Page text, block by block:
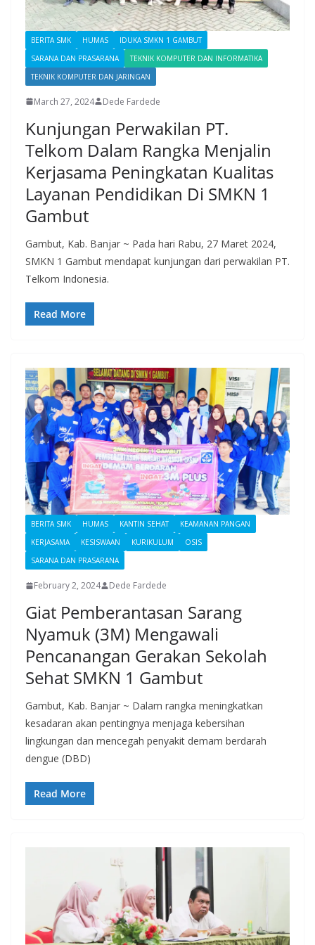
BERITA SMK HUMAS
IDUKA SMKN 1 GAMBUT
SARANA DAN PRASARANA
TEKNIK KOMPUTER DAN INFORMATIKA
TEKNIK KOMPUTER DAN JARINGAN
March 27, 2024 Dede Fardede
Kunjungan Perwakilan PT.
Telkom Dalam Rangka Menjalin
Kerjasama Peningkatan Kualitas
Layanan Pendidikan Di SMKN 1
Gambut
Gambut, Kab. Banjar ~ Pada hari Rabu, 27 Maret 2024,
SMKN 1 Gambut mendapat kunjungan dari perwakilan PT.
Telkom Indonesia.
Read More
BERITA SMK HUMAS KANTIN SEHAT
KEAMANAN PANGAN
KERJASAMA
KESISWAAN KURIKULUM
OSIS
SARANA DAN PRASARANA
February 2, 2024 Dede Fardede
Giat Pemberantasan Sarang
Nyamuk (3M) Mengawali
Pencanangan Gerakan Sekolah
Sehat SMKN 1 Gambut
Gambut, Kab. Banjar ~ Dalam rangka meningkatkan
kesadaran akan pentingnya menjaga kebersihan
lingkungan dan mencegah penyakit demam berdarah
dengue (DBD)
Read More